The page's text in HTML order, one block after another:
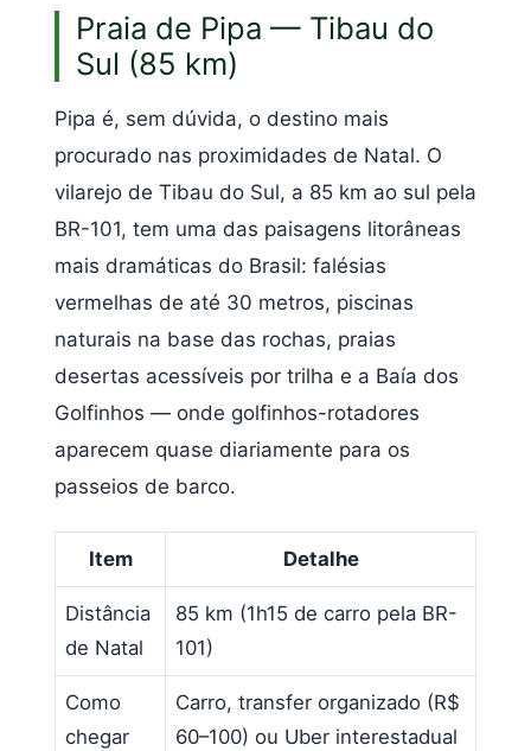
Praia de Pipa — Tibau do
Sul (85 km)
Pipa é, sem dúvida, o destino mais
procurado nas proximidades de Natal. O
vilarejo de Tibau do Sul, a 85 km ao sul pela
BR-101, tem uma das paisagens litorâneas
mais dramáticas do Brasil: falésias
vermelhas de até 30 metros, piscinas
naturais na base das rochas, praias
desertas acessíveis por trilha e a Baía dos
Golfinhos — onde golfinhos-rotadores
aparecem quase diariamente para os
passeios de barco.
Item Detalhe
Distância
de Natal
85 km (1h15 de carro pela BR-
101)
Como
chegar
Carro, transfer organizado (R$
60–100) ou Uber interestadual